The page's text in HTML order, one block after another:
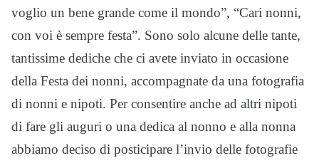
voglio un bene grande come il mondo”, “Cari nonni,
con voi è sempre festa”. Sono solo alcune delle tante,
tantissime dediche che ci avete inviato in occasione
della Festa dei nonni, accompagnate da una fotografia
di nonni e nipoti. Per consentire anche ad altri nipoti
di fare gli auguri o una dedica al nonno e alla nonna
abbiamo deciso di posticipare l’invio delle fotografie